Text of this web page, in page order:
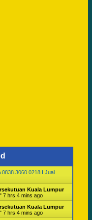
0838.3060.0218 I Jual
Kuala Lumpur
" 7 hrs 4 mins ago
Kuala Lumpur
" 7 hrs 4 mins ago